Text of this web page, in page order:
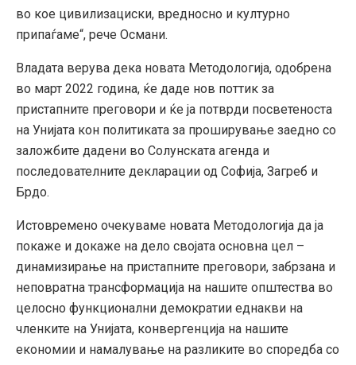
во кое цивилизациски, вредносно и културно
припаѓаме“, рече Османи.
Владата верува дека новата Методологија, одобрена
во март 2022 година, ќе даде нов поттик за
пристапните преговори и ќе ја потврди посветеноста
на Унијата кон политиката за проширување заедно со
заложбите дадени во Солунската агенда и
последователните декларации од Софија, Загреб и
Брдо.
Истовремено очекуваме новата Методологија да ја
покаже и докаже на дело својата основна цел –
динамизирање на пристапните преговори, забрзана и
неповратна трансформација на нашите општества во
целосно функционални демократии еднакви на
членките на Унијата, конвергенција на нашите
економии и намалување на разликите во споредба со